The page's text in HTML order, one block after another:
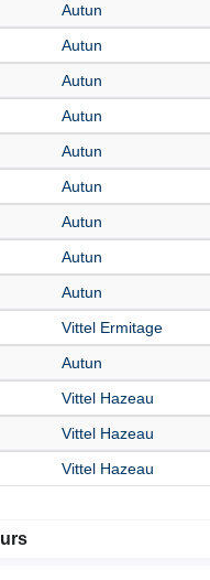
Autun
Autun
Autun
Autun
Autun
Autun
Autun
Autun
Autun
Vittel Ermitage
Autun
Vittel Hazeau
Vittel Hazeau
Vittel Hazeau